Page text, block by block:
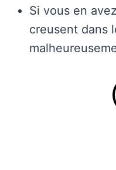
Si vous en
creusent dans